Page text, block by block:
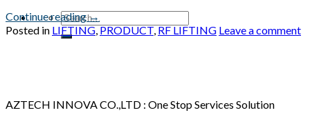
Continue reading→
Posted in LIFTING, PRODUCT, RF LIFTING Leave a comment
AZTECH INNOVA CO.,LTD : One Stop Services Solution